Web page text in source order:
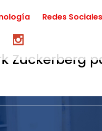
Redes Sociales
Zuckerberg